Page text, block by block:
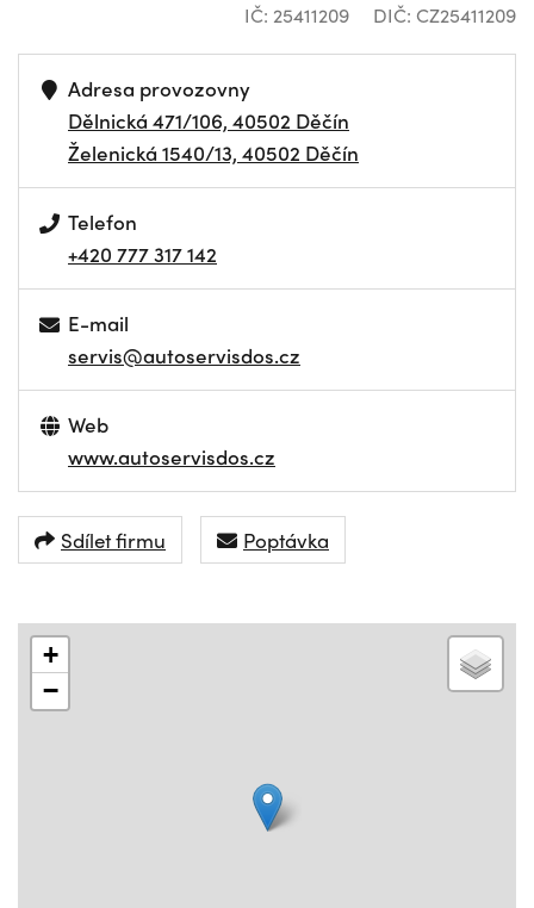
IČ: 25411209 DIČ: CZ25411209
Adresa provozovny
Dělnická 471/106, 40502 Děčín
Želenická 1540/13, 40502 Děčín
Telefon
+420 777 317 142
E-mail
servis@autoservisdos.cz
Web
www.autoservisdos.cz
Sdílet firmu Poptávka
+
−